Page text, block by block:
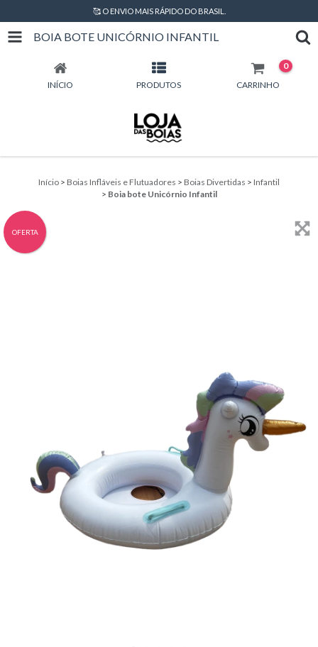
🥰 O ENVIO MAIS RÁPIDO DO BRASIL.
BOIA BOTE UNICÓRNIO INFANTIL
INÍCIO PRODUTOS CARRINHO
0
Início > Boias Infláveis e Flutuadores > Boias Divertidas > Infantil
> Boia bote Unicórnio Infantil
OFERTA